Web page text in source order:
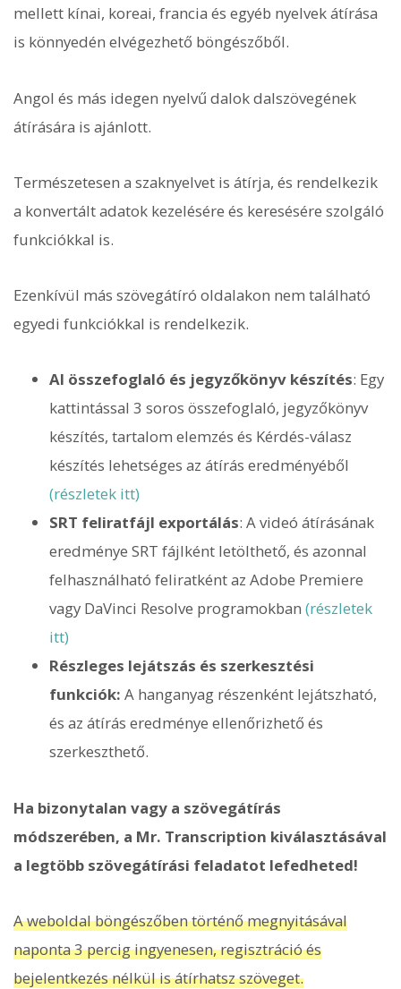
mellett kínai, koreai, francia és egyéb nyelvek átírása
is könnyedén elvégezhető böngészőből.
Angol és más idegen nyelvű dalok dalszövegének
átírására is ajánlott.
Természetesen a szaknyelvet is átírja, és rendelkezik
a konvertált adatok kezelésére és keresésére szolgáló
funkciókkal is.
Ezenkívül más szövegátíró oldalakon nem található
egyedi funkciókkal is rendelkezik.
AI összefoglaló és jegyzőkönyv készítés: Egy
kattintással 3 soros összefoglaló, jegyzőkönyv
készítés, tartalom elemzés és Kérdés-válasz
készítés lehetséges az átírás eredményéből
(részletek itt)
SRT feliratfájl exportálás: A videó átírásának
eredménye SRT fájlként letölthető, és azonnal
felhasználható feliratként az Adobe Premiere
vagy DaVinci Resolve programokban (részletek
itt)
Részleges lejátszás és szerkesztési
funkciók: A hanganyag részenként lejátszható,
és az átírás eredménye ellenőrizhető és
szerkeszthető.
Ha bizonytalan vagy a szövegátírás
módszerében, a Mr. Transcription kiválasztásával
a legtöbb szövegátírási feladatot lefedheted!
A weboldal böngészőben történő megnyitásával
naponta 3 percig ingyenesen, regisztráció és
bejelentkezés nélkül is átírhatsz szöveget.